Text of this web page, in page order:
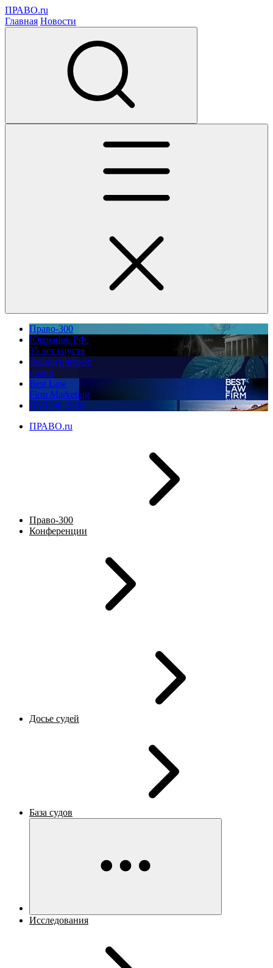
ПРАВО.ru
Главная Новости
Право-300
Юррынок РФ:
35 лет спустя
Экологическое
право
Best Law
Firm Marketing
ПМЮФ 2026
ПРАВО.ru
Право-300
Конференции
Досье судей
База судов
Исследования